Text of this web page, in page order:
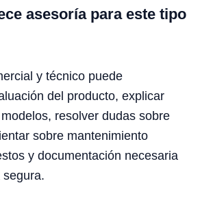
asesoría para este tipo
y técnico puede
del producto, explicar
resolver dudas sobre
sobre mantenimiento
y documentación necesaria
segura.